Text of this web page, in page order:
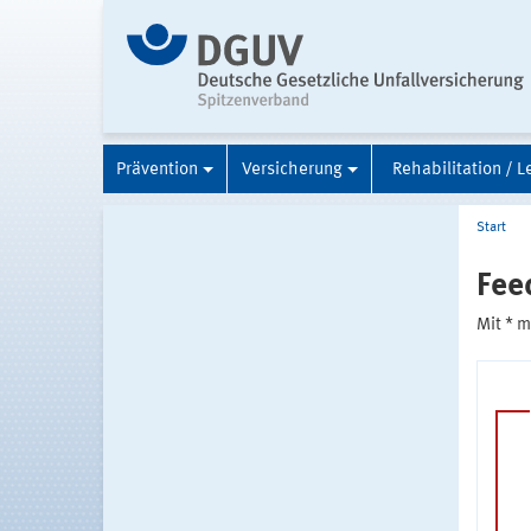
Prävention Versicherung Rehabilitation /
Start
Mit *